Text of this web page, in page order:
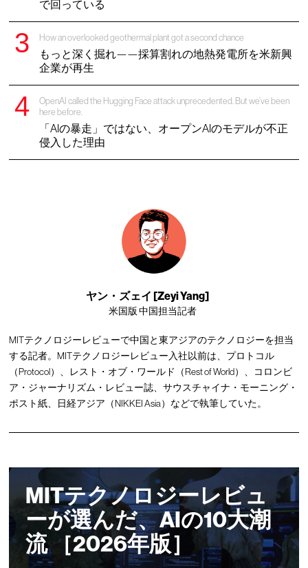
で回っている
How an overlooked geothermal plant got a second chance
もっと深く掘れ——採算割れの地熱発電所を米新興
企業が再生
OpenAI called the Hugging Face attack unprecedented. But we’ve been
here before.
「AIの暴走」ではない、オープンAIのモデルが不正
侵入した理由
ヤン・ズェイ [Zeyi Yang]
米国版 中国担当記者
MITテクノロジーレビューで中国と東アジアのテクノロジーを担当
する記者。MITテクノロジーレビュー入社以前は、プロトコル
（Protocol）、レスト・オブ・ワールド（Rest of World）、コロンビ
ア・ジャーナリズム・レビュー誌、サウスチャイナ・モーニング・
ポスト紙、日経アジア（NIKKEI Asia）などで執筆していた。
MITテクノロジーレビュ
ーが選んだ、AIの10大潮
流 ［2026年版］